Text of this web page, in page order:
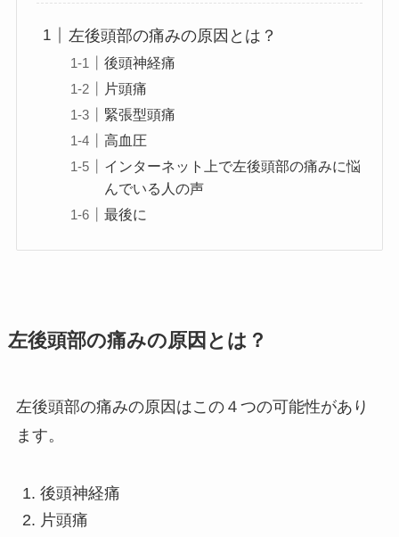
左後頭部の痛みの原因とは？
後頭神経痛
片頭痛
緊張型頭痛
高血圧
インターネット上で左後頭部の痛みに悩
んでいる人の声
最後に
左後頭部の痛みの原因とは？
左後頭部の痛みの原因はこの４つの可能性があり
ます。
後頭神経痛
片頭痛